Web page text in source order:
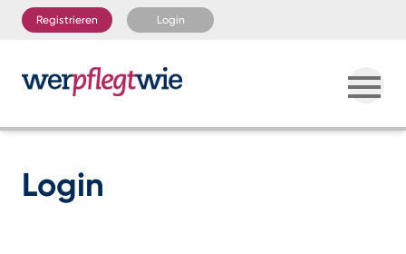
Registrieren Login
Login